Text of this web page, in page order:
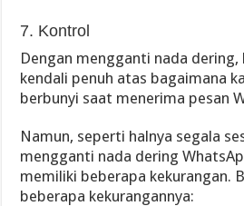
7. Kontrol
Dengan mengganti nada
kendali penuh atas bagaimana
berbunyi saat menerima pesan
Namun, seperti halnya segala
mengganti nada dering
memiliki beberapa kekurangan.
beberapa kekurangannya: